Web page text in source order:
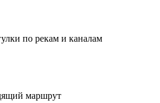
по рекам и каналам
маршрут